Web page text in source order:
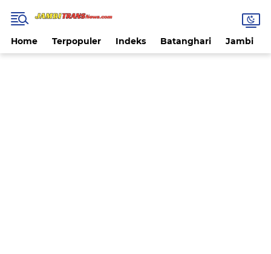
Home Terpopuler Indeks Batanghari Jambi